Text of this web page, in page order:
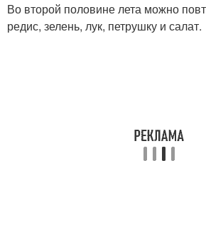
Во второй половине лета можно
редис, зелень, лук, петрушку и салат.